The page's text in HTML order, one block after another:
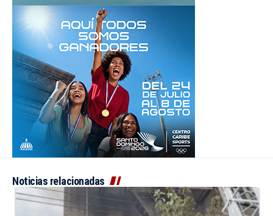
Noticias relacionadas